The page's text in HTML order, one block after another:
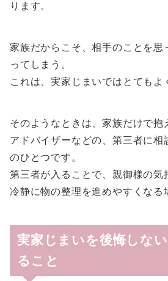
ります。
家族だからこそ、相手のことを思
ってしまう。
これは、実家じまいではとてもよ
そのようなときは、家族だけで抱
アドバイザーなどの、第三者に相
のひとつです。
第三者が入ることで、親御様の気
冷静に物の整理を進めやすくなる
実家じまいを後悔しな
ること